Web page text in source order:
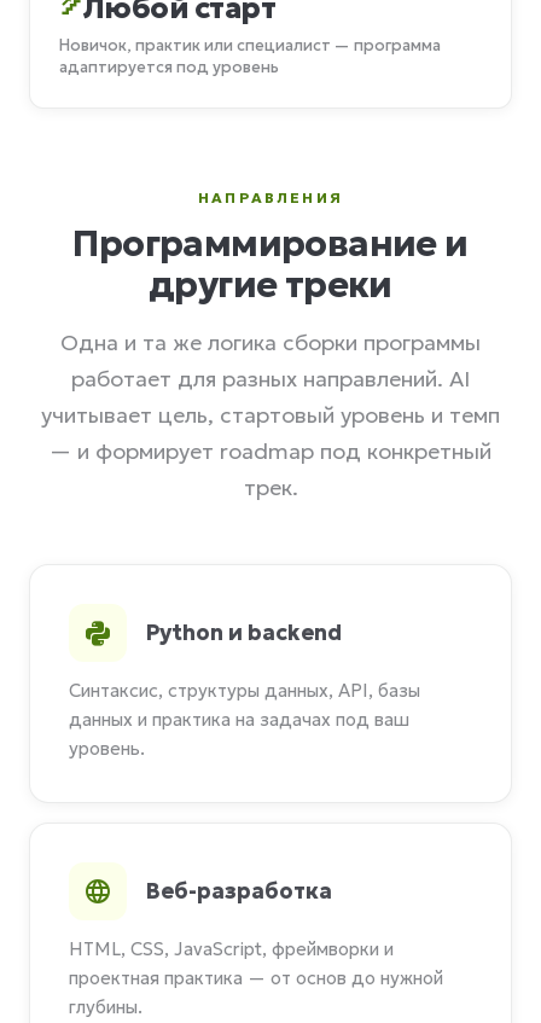
Любой старт
Новичок, практик или специалист — программа
адаптируется под уровень
НАПРАВЛЕНИЯ
Программирование и
другие треки
Одна и та же логика сборки программы
работает для разных направлений. AI
учитывает цель, стартовый уровень и темп
— и формирует roadmap под конкретный
трек.
Python и backend
Синтаксис, структуры данных, API, базы
данных и практика на задачах под ваш
уровень.
Веб-разработка
HTML, CSS, JavaScript, фреймворки и
проектная практика — от основ до нужной
глубины.